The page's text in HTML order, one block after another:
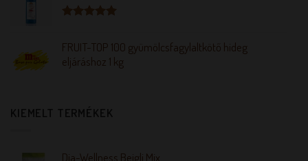
FRUIT-TOP 100 gyümölcsfagylaltkötő hideg
eljáráshoz 1 kg
KIEMELT TERMÉKEK
Dia-Wellness Bejgli Mix